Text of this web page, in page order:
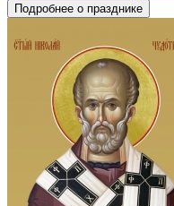
Подробнее о празднике